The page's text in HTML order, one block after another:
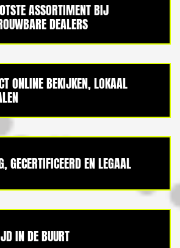
ASSORTIMENT BIJ
DEALERS
ONLINE BEKIJKEN, LOKAAL
GECERTIFICEERD EN LEGAAL
IN DE BUURT